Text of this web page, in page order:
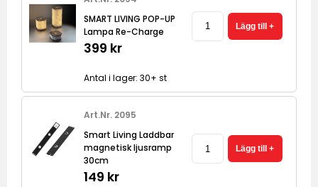
SMART LIVING POP-UP
Lampa Re-Charge
399 kr
Antal i lager: 30+ st
Art.Nr. 2095
Smart Living Laddbar
magnetisk ljusramp
30cm
149 kr